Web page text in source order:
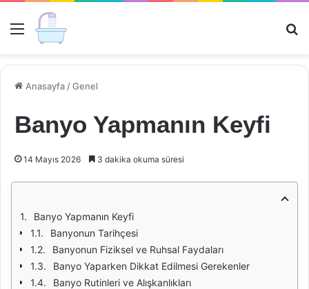
Menü
Anasayfa /Genel
Banyo Yapmanın Keyfi
14 Mayıs 2026 3 dakika okuma süresi
Banyo Yapmanın Keyfi
Banyonun Tarihçesi
Banyonun Fiziksel ve Ruhsal Faydaları
Banyo Yaparken Dikkat Edilmesi Gerekenler
Banyo Rutinleri ve Alışkanlıkları